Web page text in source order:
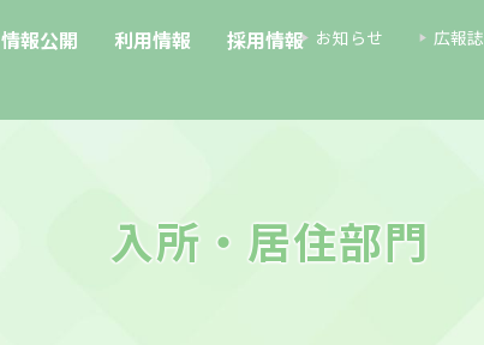
情報公開 利用情報
採用情報 お知らせ 広報誌
入所・居住部門